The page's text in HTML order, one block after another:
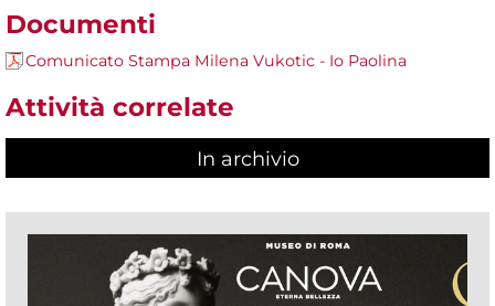
Documenti
Comunicato Stampa Milena Vukotic - Io Paolina
Attività correlate
In archivio